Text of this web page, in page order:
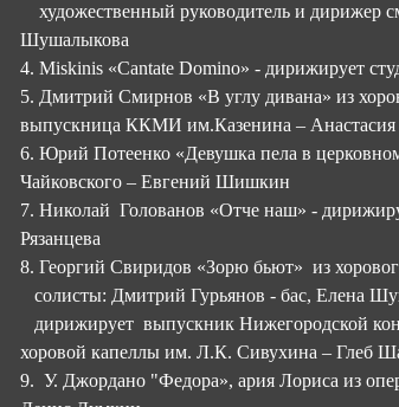
художественный руководитель и дирижер
Шушалыкова
4. Miskinis «Cantate Domino» - дирижирует
5. Дмитрий Смирнов «В углу дивана» из
выпускница ККМИ им.Казенина –
6. Юрий Потеенко «Девушка пела в
Чайковского – Евгений Шишкин
7. Николай Голованов «Отче наш» -
Рязанцева
8. Георгий Свиридов «Зорю бьют» из
солисты: Дмитрий Гурьянов - бас, Елена
дирижирует выпускник Нижегородской
хоровой капеллы им. Л.К. Сивухина – Глеб
9. У. Джордано "Федора», ария Лориса из